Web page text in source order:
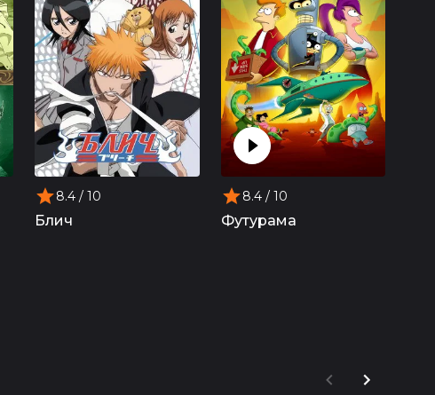
8.4 / 10
Блич
8.4/ 10
Футурама